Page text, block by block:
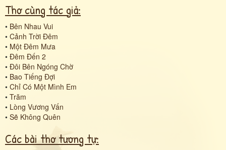
Thơ cùng tác giả:
• Bên Nhau Vui
• Cảnh Trời Đêm
• Một Đêm Mưa
• Đêm Đến 2
• Đôi Bên Ngóng Chờ
• Bao Tiếng Đợi
• Chỉ Có Một Mình Em
• Trăm
• Lòng Vương Vấn
• Sẽ Không Quên
Các bài thơ tương tự: